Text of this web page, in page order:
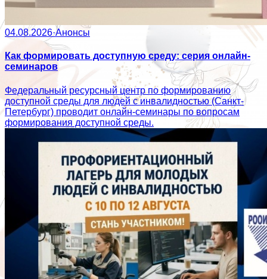
04.08.2026·Анонсы
Как формировать доступную среду: серия онлайн-
семинаров
Федеральный ресурсный центр по формированию
доступной среды для людей с инвалидностью (Санкт-
Петербург) проводит онлайн-семинары по вопросам
формирования доступной среды.